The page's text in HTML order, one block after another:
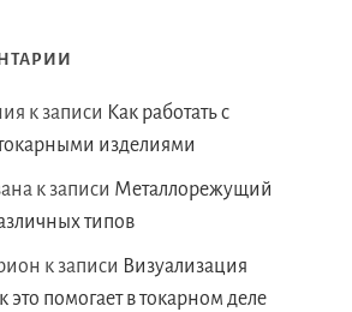
к записи Как работать с
изделиями
к записи Металлорежущий
типов
к записи Визуализация
это помогает в токарном деле